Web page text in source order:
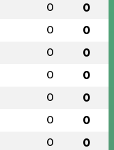
0 0
0 0
0 0
0 0
0 0
0 0
0 0